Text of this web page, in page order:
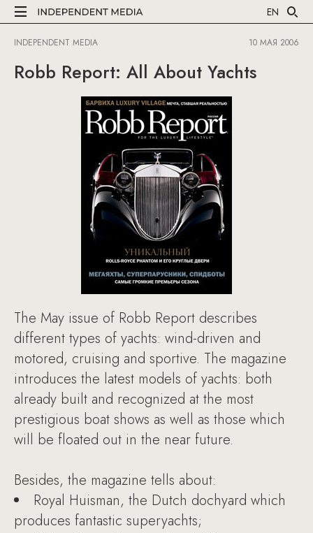
EN
INDEPENDENT MEDIA 10 МАЯ 2006
Robb Report: All About Yachts
The May issue of Robb Report describes
different types of yachts: wind-driven and
motored, cruising and sportive. The magazine
introduces the latest models of yachts: both
already built and recognized at the most
prestigious boat shows as well as those which
will be floated out in the near future.
Besides, the magazine tells about:
Royal Huisman, the Dutch dochyard which
produces fantastic superyachts;